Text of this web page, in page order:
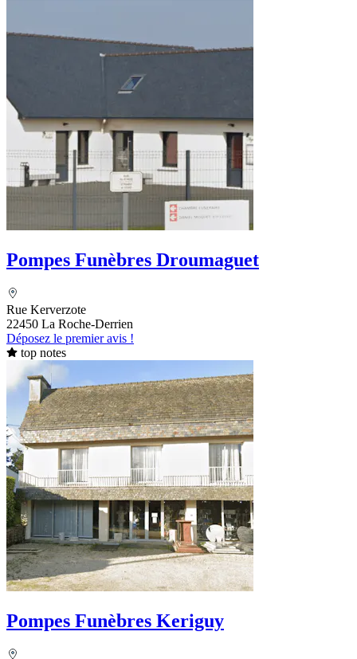
Pompes Funèbres Droumaguet
Rue Kerverzote
22450 La Roche-Derrien
Déposez le premier avis !
top notes
Pompes Funèbres Keriguy